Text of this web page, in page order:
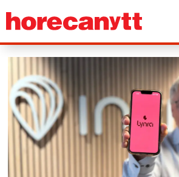
Tag:
invite
guest
technology